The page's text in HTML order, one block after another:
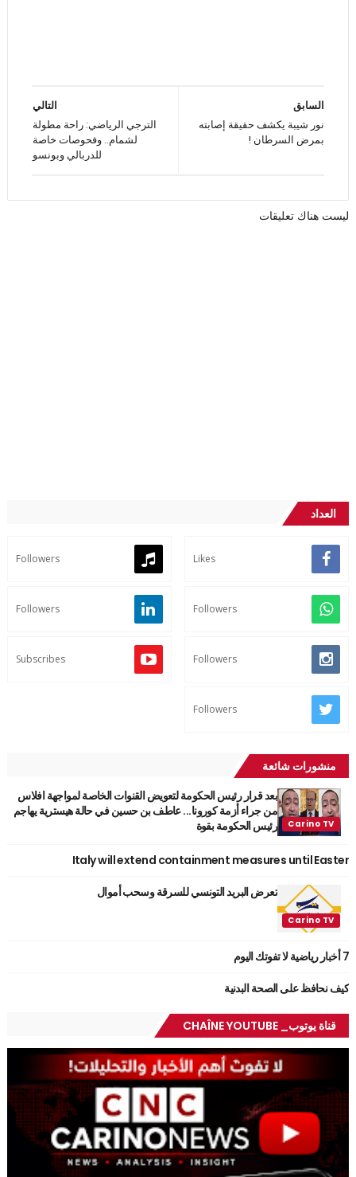
التالي
الترجي الرياضي: راحة مطولة
لشمام.. وفحوصات خاصة
للدربالي وبونسو
السابق
نور شيبة يكشف حقيقة إصابته
بمرض السرطان !
ليست هناك تعليقات
العداد
Likes
Followers
Followers
Followers
Followers
Subscribes
Followers
منشورات شائعة
بعد قرار رئيس الحكومة لتعويض القنوات الخاصة لمواجهة افلاس
من جراء أزمة كورونا... عاطف بن حسين في حالة هيسترية يهاجم
رئيس الحكومة بقوة
Italy will extend containment measures until Easter
تعرض البريد التونسي للسرقة وسحب أموال
7 أخبار رياضية لا تفوتك اليوم
كيف نحافظ على الصحة البدنية
قناة يوتوب_ CHAÎNE YOUTUBE